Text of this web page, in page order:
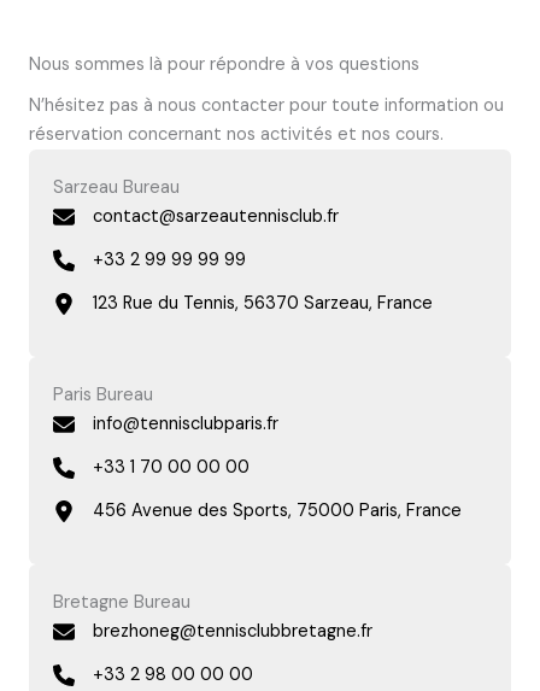
Nous sommes là pour répondre à vos questions
N’hésitez pas à nous contacter pour toute information ou
réservation concernant nos activités et nos cours.
Sarzeau Bureau
contact@sarzeautennisclub.fr
+33 2 99 99 99 99
123 Rue du Tennis, 56370 Sarzeau, France
Paris Bureau
info@tennisclubparis.fr
+33 1 70 00 00 00
456 Avenue des Sports, 75000 Paris, France
Bretagne Bureau
brezhoneg@tennisclubbretagne.fr
+33 2 98 00 00 00